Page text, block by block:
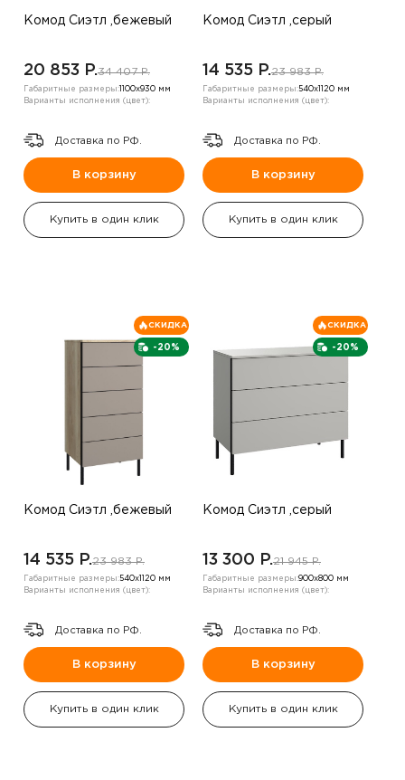
Комод Сиэтл ,бежевый
20 853 P.34 407 P.
Габаритные размеры: 1100х930 мм
Варианты исполнения (цвет):
Доставка по РФ.
В корзину
Купить в один клик
Комод Сиэтл ,серый
14 535 P.23 983 P.
Габаритные размеры:540х1120 мм
Варианты исполнения (цвет):
Доставка по РФ.
В корзину
Купить в один клик
-20%
СКИДКА
Комод Сиэтл ,бежевый
14 535 P.23 983 P.
Габаритные размеры:540х1120 мм
Варианты исполнения (цвет):
Доставка по РФ.
В корзину
Купить в один клик
-20%
СКИДКА
Комод Сиэтл ,серый
13 300 P.21 945 P.
Габаритные размеры:900х800 мм
Варианты исполнения (цвет):
Доставка по РФ.
В корзину
Купить в один клик